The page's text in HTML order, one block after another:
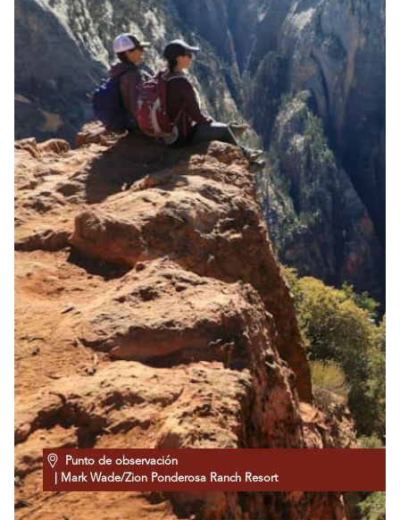
Punto de observación
| Mark Wade/Zion Ponderosa Ranch Resort